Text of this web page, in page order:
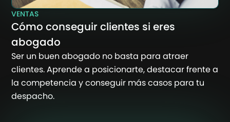
VENTAS
Cómo conseguir clientes si eres
abogado
Ser un buen abogado no basta para atraer
clientes. Aprende a posicionarte, destacar frente a
la competencia y conseguir más casos para tu
despacho.